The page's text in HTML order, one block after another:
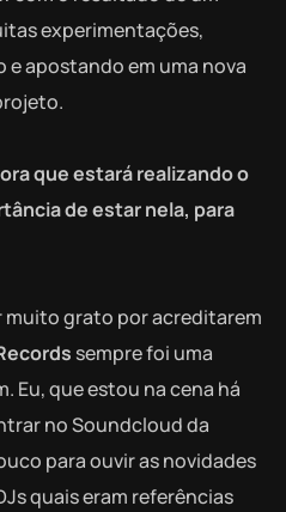
experimentações,
apostando em uma nova
que estará realizando o
de estar nela, para
muito grato por acreditarem
sempre foi uma
Eu, que estou na cena há
no Soundcloud da
para ouvir as novidades
quais eram referências